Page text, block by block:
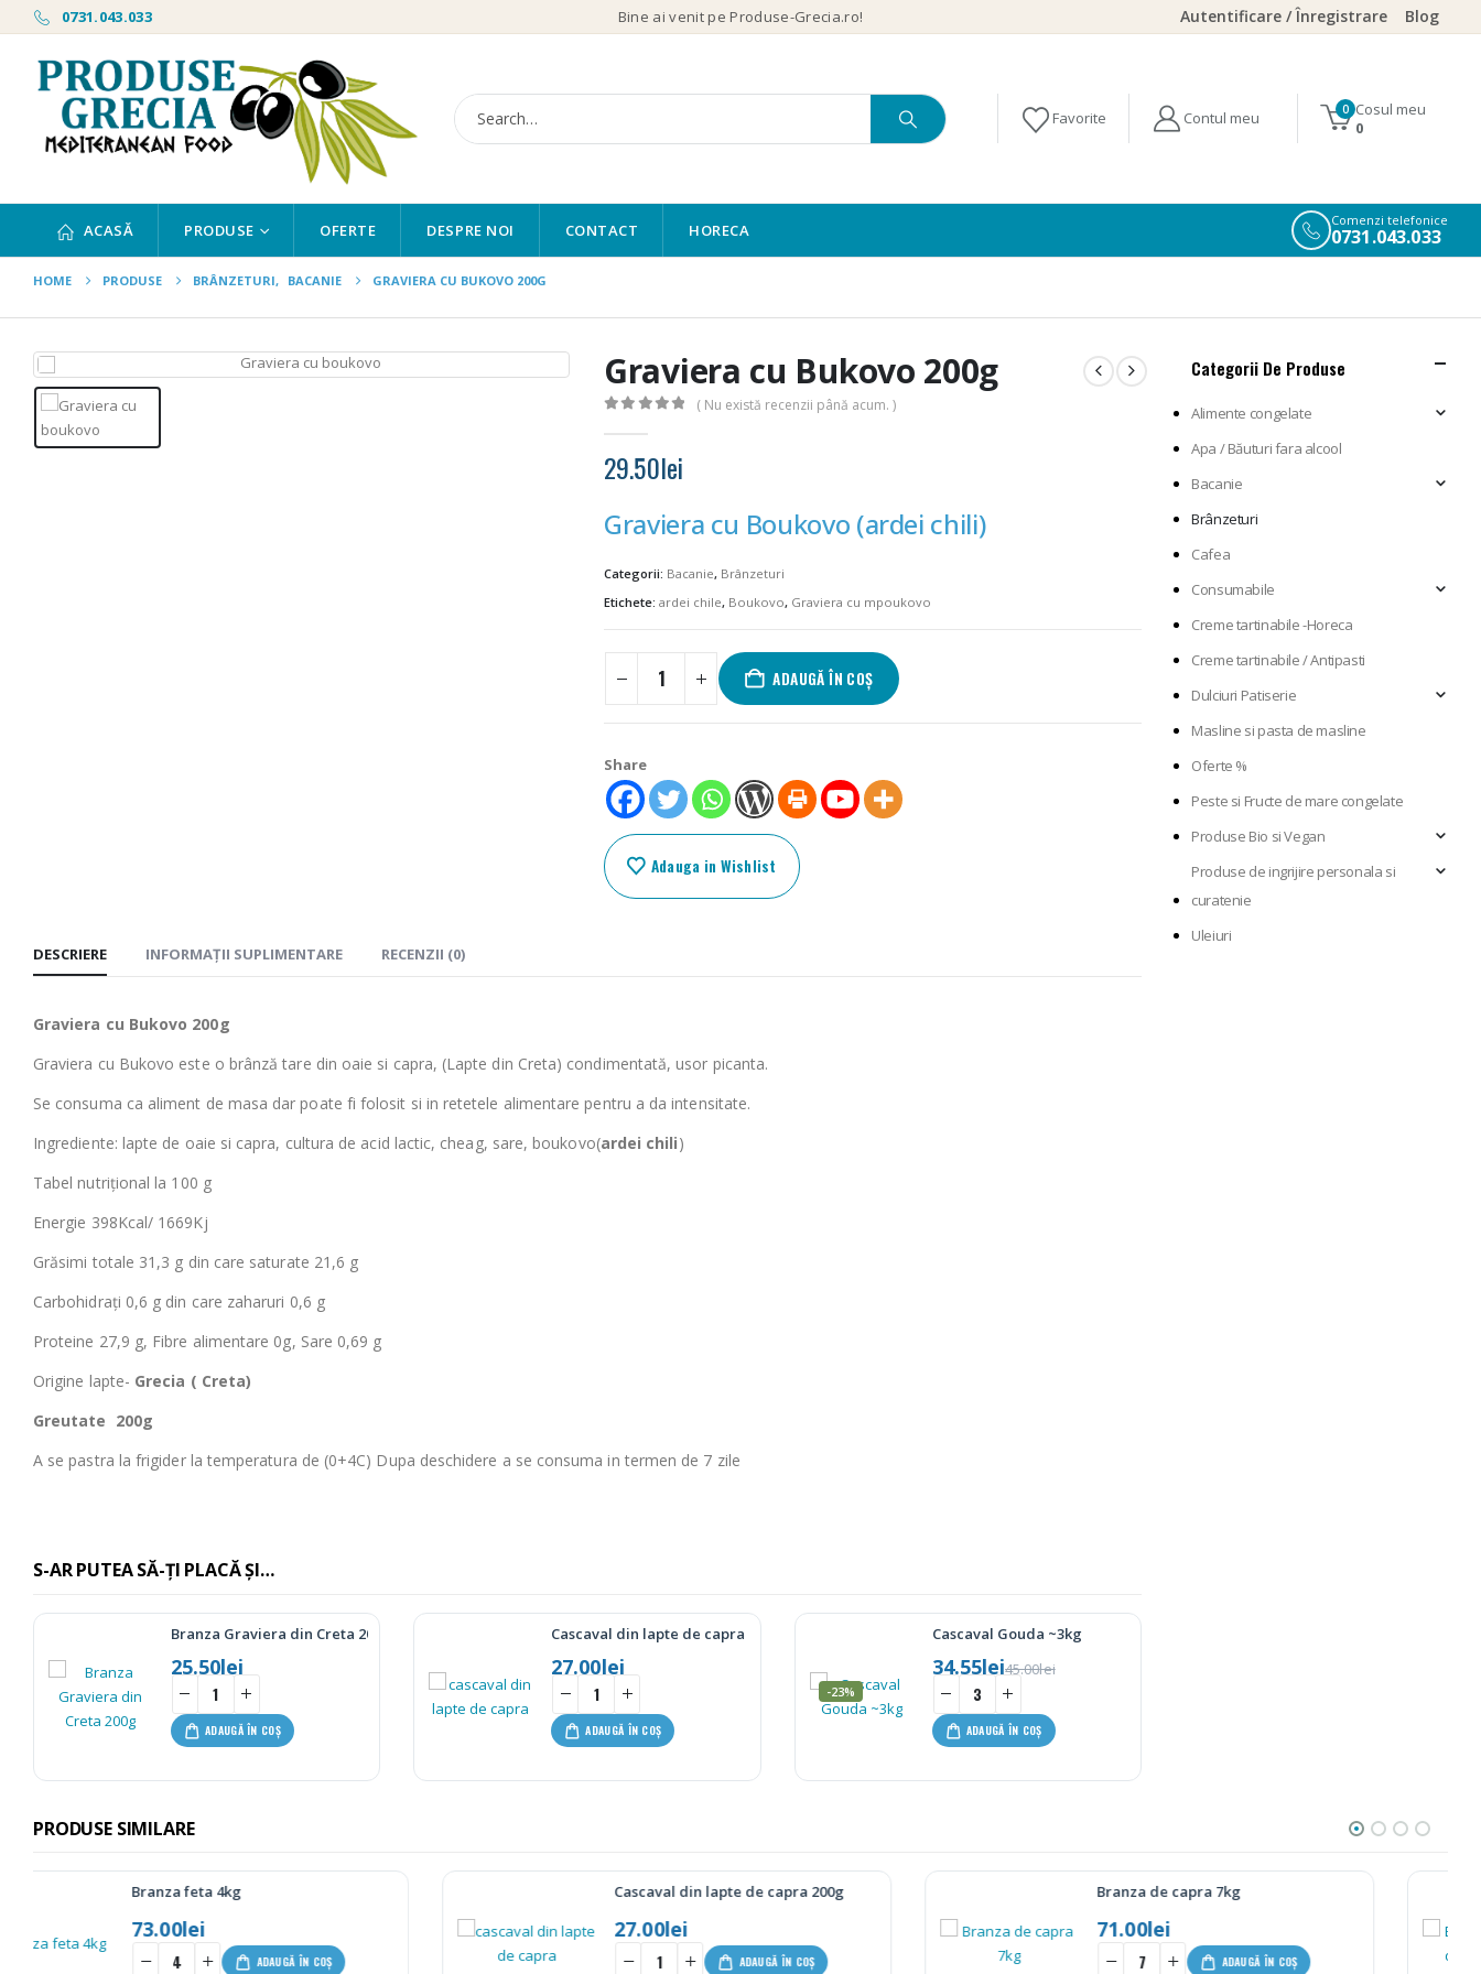
0731.043.033 Bine ai venit pe Produse-Grecia.ro! Autentificare / Înregistrare Blog
0 Cosul meu
0
ACASĂ PRODUSE OFERTE DESPRE NOI CONTACT HORECA
Comenzi telefonice
0731.043.033
HOME PRODUSE BRÂNZETURI, BACANIE GRAVIERA CU BUKOVO 200G
Graviera cu Bukovo 200g
( Nu există recenzii până acum. )
29.50lei
Graviera cu Boukovo (ardei chili)
Categorii: Bacanie, Brânzeturi
Etichete:ardei chile, Boukovo, Graviera cu mpoukovo
ADAUGĂ ÎN COȘ
Share
Adauga in Wishlist
DESCRIERE INFORMAȚII SUPLIMENTARE RECENZII (0)
Graviera cu Bukovo 200g
Graviera cu Bukovo este o brânză tare din oaie si capra, (Lapte din Creta) condimentată, usor picanta.
Se consuma ca aliment de masa dar poate fi folosit si in retetele alimentare pentru a da intensitate.
Ingrediente: lapte de oaie si capra, cultura de acid lactic, cheag, sare, boukovo(ardei chili)
Tabel nutrițional la 100 g
Energie 398Kcal/ 1669Kj
Grăsimi totale 31,3 g din care saturate 21,6 g
Carbohidrați 0,6 g din care zaharuri 0,6 g
Proteine ​​27,9 g, Fibre alimentare 0g, Sare 0,69 g
Origine lapte- Grecia ( Creta)
Greutate 200g
A se pastra la frigider la temperatura de (0+4C) Dupa deschidere a se consuma in termen de 7 zile
S-AR PUTEA SĂ-ȚI PLACĂ ȘI…
Branza Graviera din Creta 200g
25.50lei
ADAUGĂ ÎN COȘ
Cascaval din lapte de capra 200g
27.00lei
ADAUGĂ ÎN COȘ
-23%
Cascaval Gouda ~3kg
45.00lei
34.55lei
ADAUGĂ ÎN COȘ
Categorii De Produse
Alimente congelate
Apa / Băuturi fara alcool
Bacanie
Brânzeturi
Cafea
Consumabile
Creme tartinabile -Horeca
Creme tartinabile / Antipasti
Dulciuri Patiserie
Masline si pasta de masline
Oferte %
Peste si Fructe de mare congelate
Produse Bio si Vegan
Produse de ingrijire personala si
curatenie
Uleiuri
PRODUSE SIMILARE
Cascaval din lapte de capra 200g
ADAUGĂ ÎN COȘ
Branza de capra 7kg
ADAUGĂ ÎN COȘ
Branza Graviera din Creta 200g
ADAUGĂ ÎN COȘ
-